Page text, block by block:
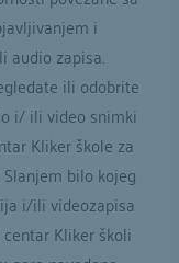
i
audio zapisa.
ili odobrite
i/ ili video snimki
Kliker škole za
bilo kojeg
i/ili videozapisa
Kliker školi